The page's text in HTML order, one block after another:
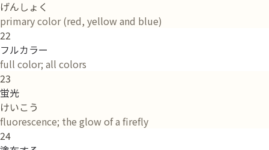
げんしょく
primary color (red, yellow and blue)
22
フルカラー
full color; all colors
23
蛍光
けいこう
fluorescence; the glow of a firefly
24